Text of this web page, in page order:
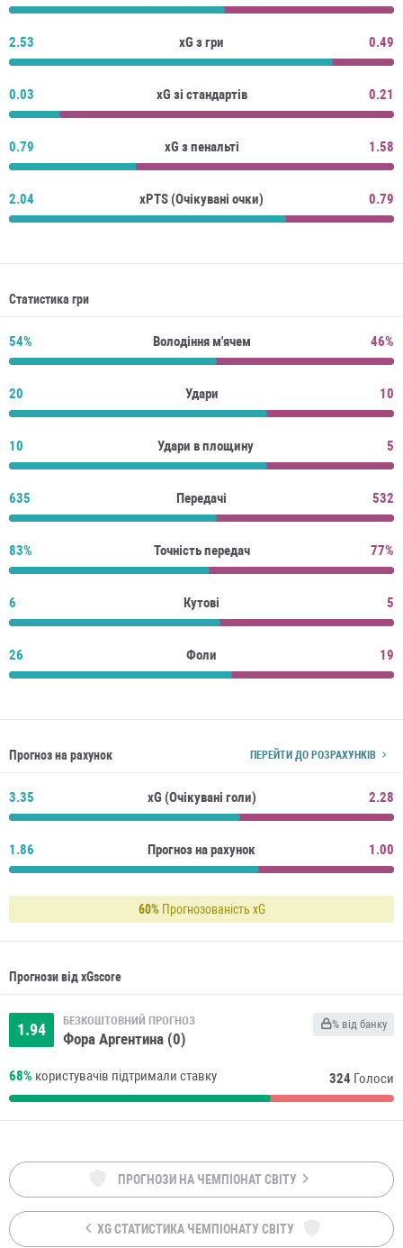
2.53 xG з гри 0.49
0.03 xG зі стандартів 0.21
0.79 xG з пенальті 1.58
2.04 xPTS (Очікувані очки) 0.79
Статистика гри
54% Володіння м'ячем 46%
20 Удари 10
10 Удари в площину 5
635 Передачі 532
83% Точність передач 77%
6 Кутові 5
26 Фоли 19
Прогноз на рахунок ПЕРЕЙТИ ДО РОЗРАХУНКІВ
3.35 xG (Очікувані голи) 2.28
1.86 Прогноз на рахунок 1.00
60%Прогнозованість xG
Прогнози від xGscore
1.94 БЕЗКОШТОВНИЙ ПРОГНОЗ
Фора Аргентина (0)
% від банку
68% користувачів підтримали ставку 324 Голоси
XG СТАТИСТИКА ЧЕМПІОНАТУ СВІТУ
ПРОГНОЗИ НА ЧЕМПІОНАТ СВІТУ